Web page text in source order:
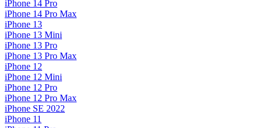
iPhone 14 Pro
iPhone 14 Pro Max
iPhone 13
iPhone 13 Mini
iPhone 13 Pro
iPhone 13 Pro Max
iPhone 12
iPhone 12 Mini
iPhone 12 Pro
iPhone 12 Pro Max
iPhone SE 2022
iPhone 11